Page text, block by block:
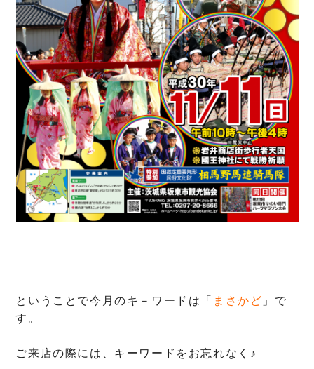
ということで今月のキ－ワードは「 まさかど 」で
す。
ご来店の際には、キーワードをお忘れなく♪